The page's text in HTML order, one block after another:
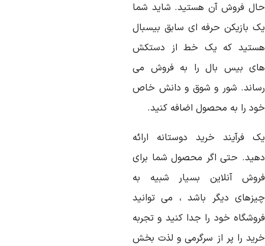
فروش آن هستید. شاید شما
بازیکن حرفه ای سابق بیسبال
که یک خط از دستکش
بیس بال را به فروش می
شور و شوق و دانش خاص
را به محصول اضافه کنید.
فرآیند خرید دوستانه ارائه
حتی اگر محصول شما برای
آنلاین بسیار شبیه به
دیگر باشد ، می توانید
خود را جدا کنید و تجربه
را پر از سرگرمی و لذت بخش